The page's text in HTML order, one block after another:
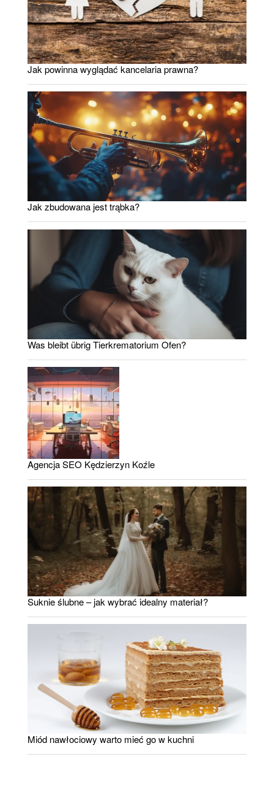
Jak powinna wyglądać kancelaria prawna?
Jak zbudowana jest trąbka?
Was bleibt übrig Tierkrematorium Ofen?
Agencja SEO Kędzierzyn Koźle
Suknie ślubne – jak wybrać idealny materiał?
Miód nawłociowy warto mieć go w kuchni